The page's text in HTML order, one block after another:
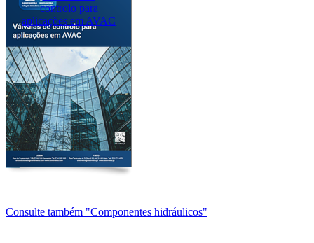
controlo para
aplicações em AVAC
Consulte também "Componentes hidráulicos"